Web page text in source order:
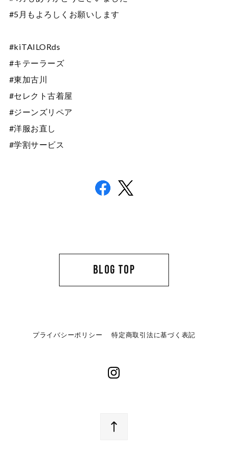
#5月もよろしくお願いします
#kiTAILORds
#キテーラーズ
#東加古川
#セレクト古着屋
#ジーンズリペア
#洋服お直し
#学割サービス
BLOG TOP
プライバシーポリシー 特定商取引法に基づく表記